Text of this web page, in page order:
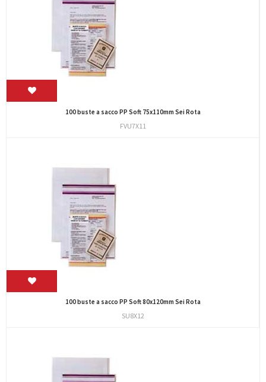
100 buste a sacco PP Soft 75x110mm Sei Rota
FVU7X11
100 buste a sacco PP Soft 80x120mm Sei Rota
SU8X12